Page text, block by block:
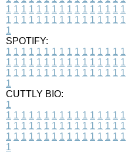
1 1 1 1 1 1 1 1 1 1 1 1 1 1 1 1
1 1 1 1 1 1 1 1 1 1 1 1 1 1 1 1
1
SPOTIFY:
1 1 1 1 1 1 1 1 1 1 1 1 1 1 1 1
1 1 1 1 1 1 1 1 1 1 1 1 1 1 1 1
1 1 1 1 1 1 1 1 1 1 1 1 1 1 1 1
1
CUTTLY BIO:
1
1 1 1 1 1 1 1 1 1 1 1 1 1 1 1 1
1 1 1 1 1 1 1 1 1 1 1 1 1 1 1 1
1 1 1 1 1 1 1 1 1 1 1 1 1 1 1 1
1